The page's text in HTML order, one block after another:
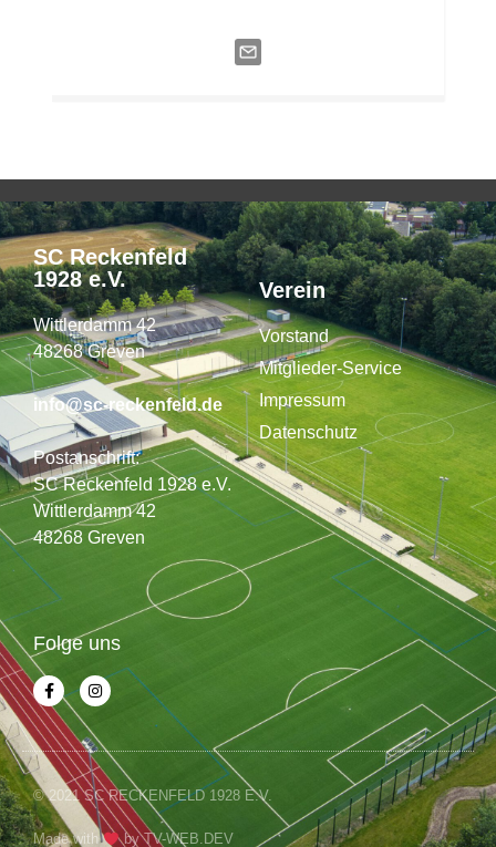
SC Reckenfeld
1928 e.V.
Wittlerdamm 42
48268 Greven
info@sc-reckenfeld.de
Postanschrift:
SC Reckenfeld 1928 e.V.
Wittlerdamm 42
48268 Greven
Verein
Vorstand
Mitglieder-Service
Impressum
Datenschutz
Folge uns
© 2021 SC RECKENFELD 1928 E.V.
Made with byTV-WEB.DEV